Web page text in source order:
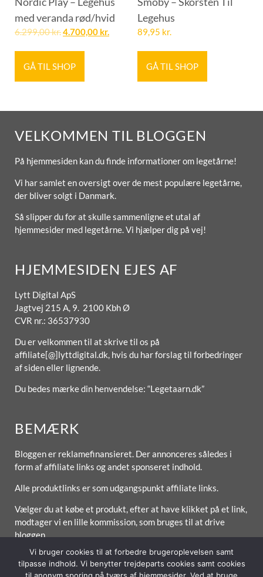
med veranda rød/hvid
6.299,00kr.4.700,00 kr.
GÅ TIL SHOP
Legehus
89,95 kr.
GÅ TIL SHOP
VELKOMMEN TIL BLOGGEN
På hjemmesiden kan du finde informationer om legetårne!
Vi har samlet en oversigt over de mest populære legetårne,
der bliver solgt i Danmark.
Så slipper du for at skulle sammenligne et utal af
hjemmesider med legetårne. Vi hjælper dig på vej!
HJEMMESIDEN EJES AF
Lytt Digital ApS
Jagtvej 215 A, 9. 2100 Kbh Ø
CVR nr.: 36537930
Du er velkommen til at skrive til os på
affiliate[@]lyttdigital.dk, hvis du har forslag til forbedringer
af siden eller lignende.
Du bedes mærke din henvendelse: “Legetaarn.dk”
BEMÆRK
Bloggen er reklamefinansieret. Der annonceres således i
form af affiliate links og andet sponseret indhold.
Alle produktlinks er som udgangspunkt affiliate links.
Vælger du at købe et produkt, efter at have klikket på et link,
modtager vi en lille kommission, som bruges til at drive
bloggen.
Vi bruger cookies til at forbedre brugeroplevelsen samt
tilpasse indhold. Vi benytter trejdeparts cookies samt cookies